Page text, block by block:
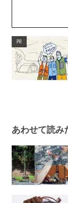
PR
あわせて読み